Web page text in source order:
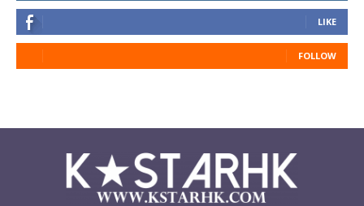
LIKE
FOLLOW